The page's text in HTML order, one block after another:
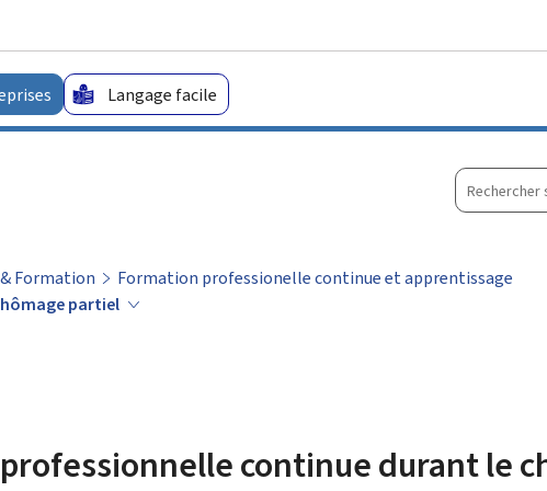
Langage facile
sur
site
Formation
Formation professionelle continue et apprentissage
partiel
continue durant le